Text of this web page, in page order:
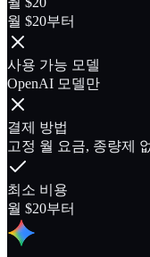
월 $20부터
사용 가능 모델
OpenAI 모델만
결제 방법
고정 월 요금, 종량제
최소 비용
월 $20부터